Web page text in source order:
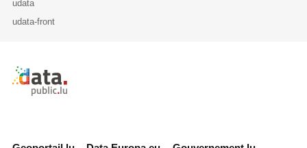
udata
udata-front
Retour à l'accueil de data.public.lu